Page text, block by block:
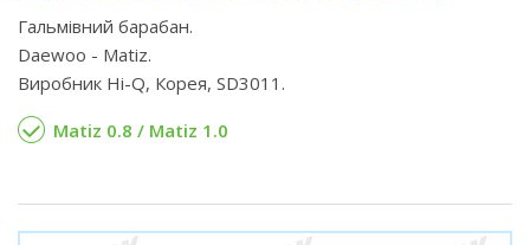
Гальмівний барабан.
Daewoo - Matiz.
Виробник Hi-Q, Корея, SD3011.
Matiz 0.8 / Matiz 1.0